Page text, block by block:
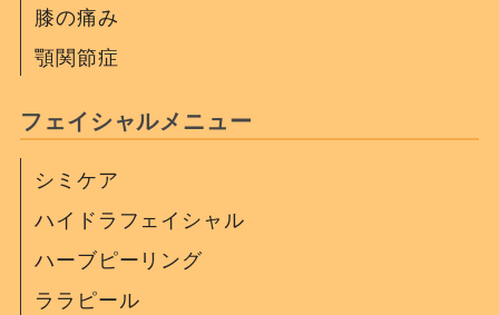
膝の痛み
顎関節症
フェイシャルメニュー
シミケア
ハイドラフェイシャル
ハーブピーリング
ララピール